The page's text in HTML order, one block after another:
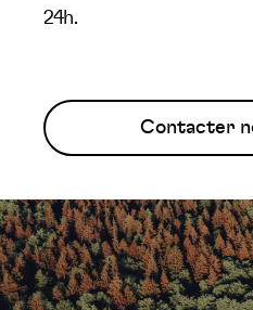
24h.
Contacter